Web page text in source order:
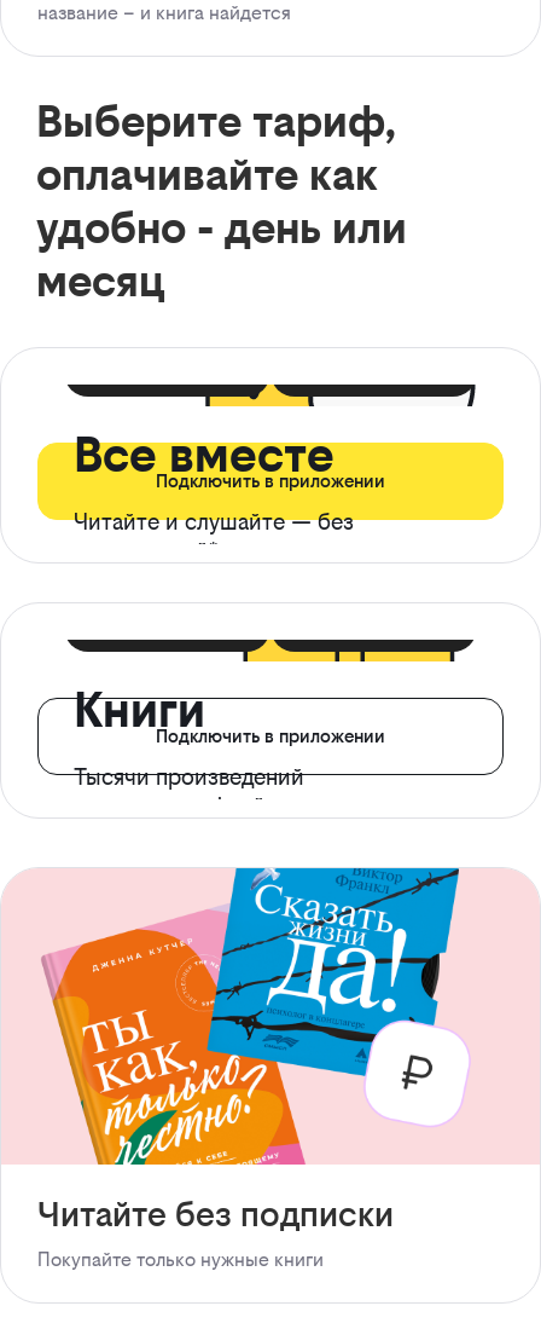
название – и книга найдется
Выберите тариф,
оплачивайте как
удобно - день или
месяц
Все вместе
Читайте и слушайте — без
ограничений*
Подключить в приложении
Книги
Тысячи произведений
с доступом офлайн
Подключить в приложении
Читайте без подписки
Покупайте только нужные книги